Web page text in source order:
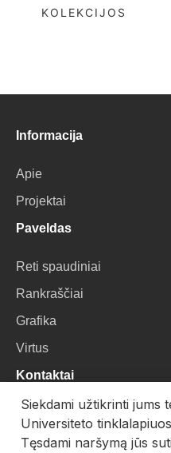
KOLEKCIJOS
Informacija
Apie
Projektai
Paveldas
Reti spaudiniai
Rankraščiai
Grafika
Virtus
Kontaktai
VU Biblioteka
Universiteto g. 3, LT-
Siekdami užtikrinti jums
Universiteto
Tęsdami naršymą jūs